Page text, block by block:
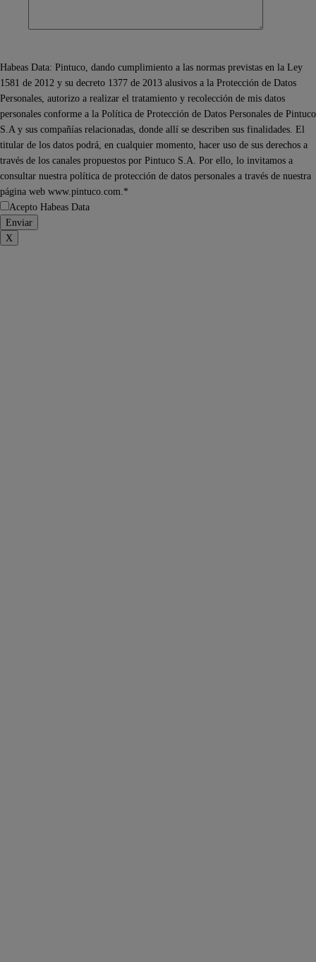
Habeas Data: Pintuco, dando cumplimiento a las normas previstas en la Ley
1581 de 2012 y su decreto 1377 de 2013 alusivos a la Protección de Datos
Personales, autorizo a realizar el tratamiento y recolección de mis datos
personales conforme a la Política de Protección de Datos Personales de Pintuco
S.A y sus compañías relacionadas, donde allí se describen sus finalidades. El
titular de los datos podrá, en cualquier momento, hacer uso de sus derechos a
través de los canales propuestos por Pintuco S.A. Por ello, lo invitamos a
consultar nuestra política de protección de datos personales a través de nuestra
página web www.pintuco.com.*
Acepto Habeas Data
X